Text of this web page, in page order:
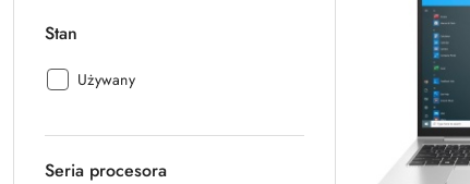
Stan
Stan:
Używany
Seria procesora